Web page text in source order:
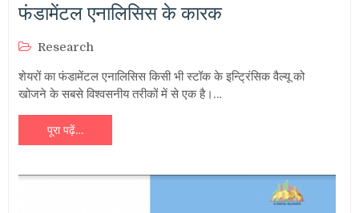
फंडामेंटल एनालिसिस के कारक
Research
शेयरों का फंडामेंटल एनालिसिस किसी भी स्टॉक के इन्ट्रिंसिक वैल्यू को
खोजने के सबसे विश्वसनीय तरीकों में से एक है।…
पूरा पढ़ें…